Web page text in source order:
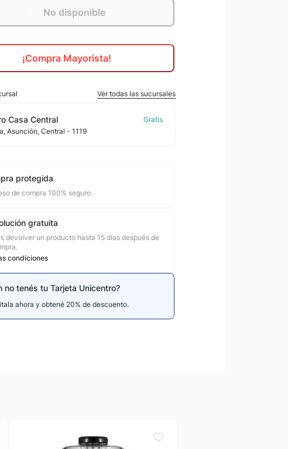
No disponible
¡Compra Mayorista!
Ver todas las sucursales
Casa Central
, Asunción, Central - 1119
protegida
de compra 100% seguro.
gratuita
devolver un producto hasta 15 días después de
condiciones
no tenés tu Tarjeta Unicentro?
ahora y obtené 20% de descuento.